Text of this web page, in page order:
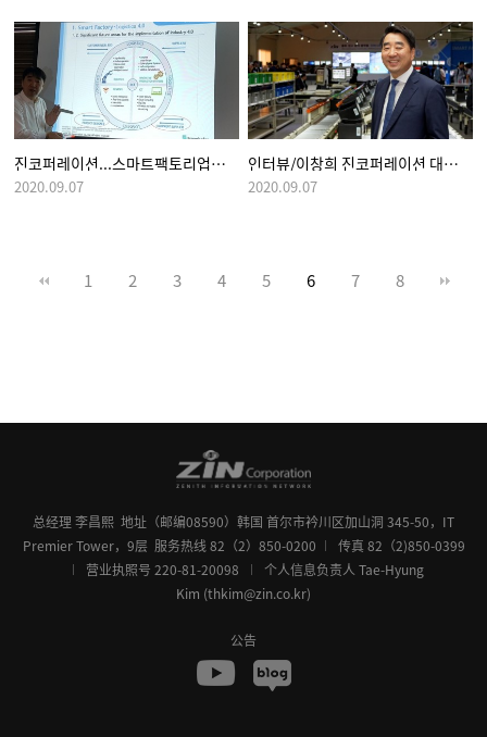
진코퍼레이션...스마트팩토리업계의 ‘히든챔피언’
2020.09.07
인터뷰/이창희 진코퍼레이션 대표이사
2020.09.07
1 2 3 4 5 6 7 8
总经理 李昌熙 地址（邮编08590）韩国 首尔市衿川区加山洞 345-50，IT
Premier Tower，9层 服务热线 82（2）850-0200
传真 82（2)850-0399
营业执照号 220-81-20098
个人信息负责人 Tae-Hyung
Kim (thkim@zin.co.kr)
公告